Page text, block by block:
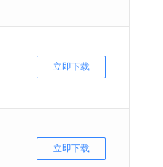
立即下载
立即下载